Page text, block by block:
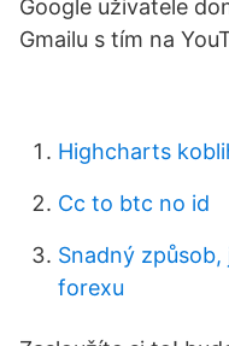
Google uživatele
Gmailu s tím na
Highcharts
Cc to btc no id
Snadný
forexu